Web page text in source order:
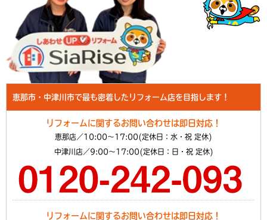
恵那市・中津川市で最も密着したリフォーム店を目指します！
リフォームに関するお問い合わせは即日対応！
恵那店／10:00～17:00(定休日：水・祝 定休)
中津川店／9:00～17:00(定休日：日・祝 定休)
リフォームに関するお問い合わせは即日対応！